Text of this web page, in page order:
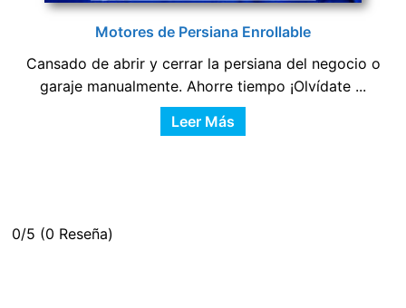
Motores de Persiana Enrollable
Cansado de abrir y cerrar la persiana del negocio o
garaje manualmente. Ahorre tiempo ¡Olvídate ...
Leer Más
0/5 (0 Reseña)